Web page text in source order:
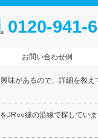
0120-941-
お問い合わせ例
味があるので、詳細を教え
をJR○○線の沿線で探してい